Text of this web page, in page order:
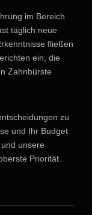
im Bereich
täglich neue
fließen
ein, die
Zahnbürste
zu
und Ihr Budget
unsere
Priorität.